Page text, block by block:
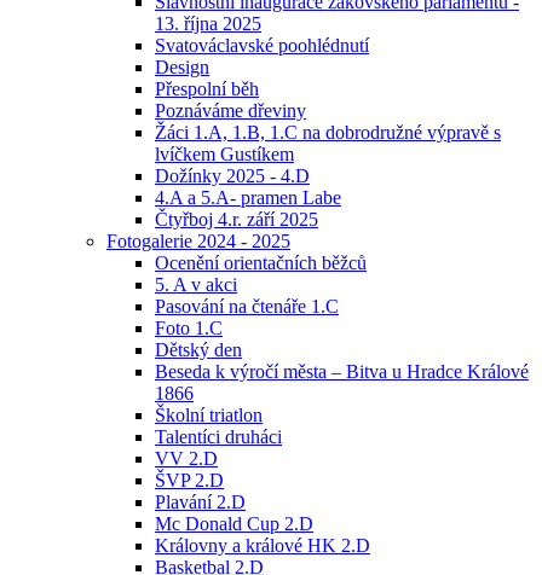
13. října 2025
Svatováclavské poohlédnutí
Design
Přespolní běh
Poznáváme dřeviny
Žáci 1.A, 1.B, 1.C na dobrodružné výpravě s
lvíčkem Gustíkem
Dožínky 2025 - 4.D
4.A a 5.A- pramen Labe
Čtyřboj 4.r. září 2025
Fotogalerie 2024 - 2025
Ocenění orientačních běžců
5. A v akci
Pasování na čtenáře 1.C
Foto 1.C
Dětský den
Beseda k výročí města – Bitva u Hradce Králové
1866
Školní triatlon
Talentíci druháci
VV 2.D
ŠVP 2.D
Plavání 2.D
Mc Donald Cup 2.D
Královny a králové HK 2.D
Basketbal 2.D